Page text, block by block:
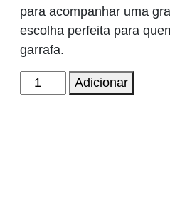
para acompanhar uma
escolha perfeita para
garrafa.
Quantidade
de
Nacional
Adicionar